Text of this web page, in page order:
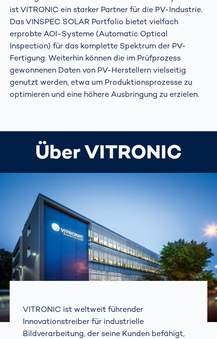
ist VITRONIC ein starker Partner für die PV-Industrie.
Das VINSPEC SOLAR Portfolio bietet vielfach
erprobte AOI-Systeme (Automatic Optical
Inspection) für das komplette Spektrum der PV-
Fertigung. Weiterhin können die im Prüfprozess
gewonnenen Daten von PV-Herstellern vielseitig
genutzt werden, etwa um Produktionsprozesse zu
optimieren und eine höhere Ausbringung zu erzielen.
Über VITRONIC
VITRONIC ist weltweit führender
Innovationstreiber für industrielle
Bildverarbeitung, der seine Kunden befähigt,